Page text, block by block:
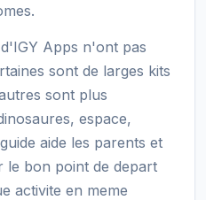
Apps n'ont pas
sont de larges kits
sont plus
espace,
aide les parents et
le bon point de depart
activite en meme